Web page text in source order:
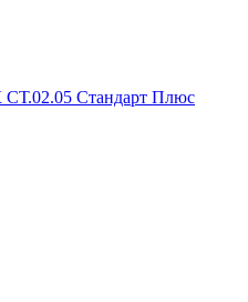
Стандарт Плюс